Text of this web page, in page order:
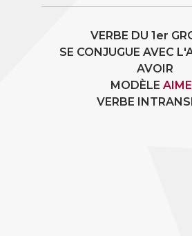
VERBE DU 1er
SE CONJUGUE AVEC
AVOIR
MODÈLE
VERBE